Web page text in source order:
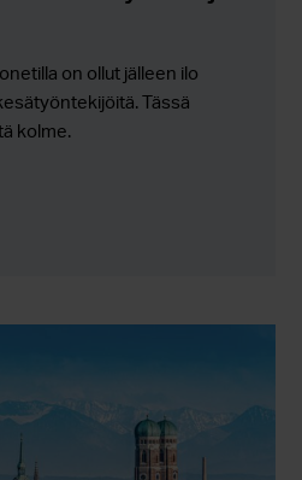
on ollut jälleen ilo
Tässä
kolme.